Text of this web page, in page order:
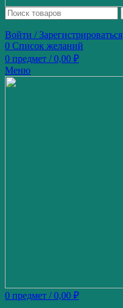
Войти / Зарегистрироваться
0 Список желаний
0 предмет / 0,00 ₽
Меню
0 предмет / 0,00 ₽